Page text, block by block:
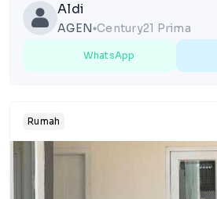
Aldi
AGEN lensCentury21 Prima
WhatsApp
Rumah